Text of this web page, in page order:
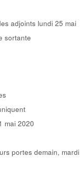
adjoints lundi 25 mai
sortante
mai 2020
portes demain, mardi